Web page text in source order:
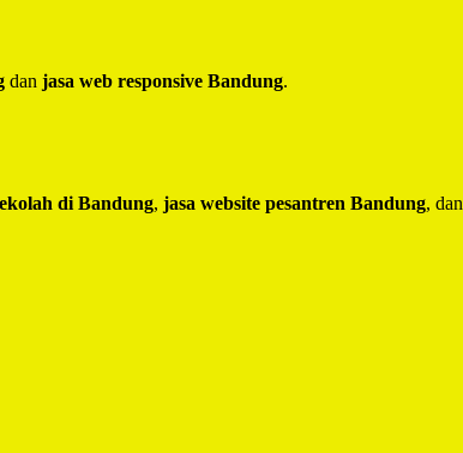
dan jasa web responsive Bandung.
di Bandung, jasa website pesantren Bandung, dan